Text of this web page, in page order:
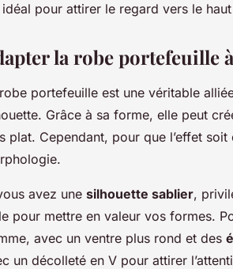
pour attirer le regard vers le
la robe portefeuille
portefeuille est une véritable
Grâce à sa forme, elle peut
plat. Cependant, pour que l’effet
avez une silhouette sablier,
pour mettre en valeur vos formes.
avec un ventre plus rond et des
un décolleté en V pour attirer